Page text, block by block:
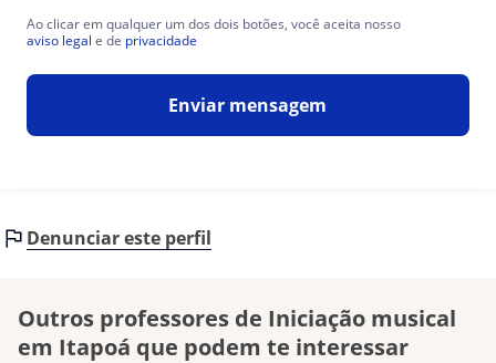
Ao clicar em qualquer um dos dois botões, você aceita nosso
aviso legal e de privacidade
Enviar mensagem
Denunciar este perfil
Outros professores de Iniciação musical
em Itapoá que podem te interessar